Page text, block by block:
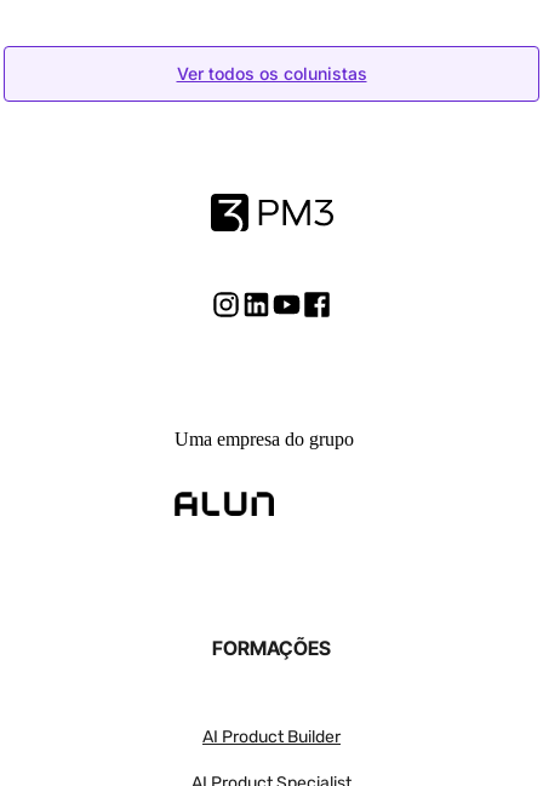
Ver todos os colunistas
Uma empresa do grupo
FORMAÇÕES
AI Product Builder